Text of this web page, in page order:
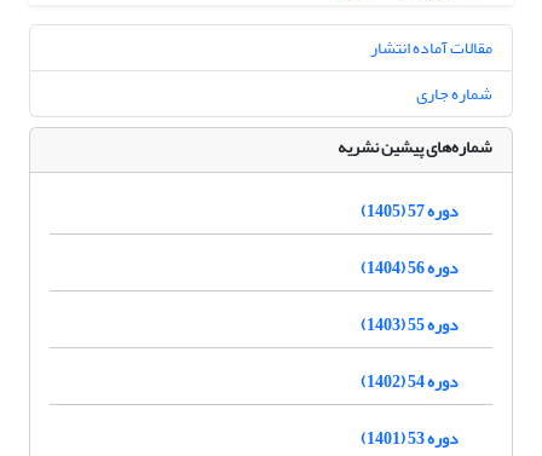
مقالات آماده انتشار
شماره جاری
شماره‌های پیشین نشریه
دوره 57 (1405)
دوره 56 (1404)
دوره 55 (1403)
دوره 54 (1402)
دوره 53 (1401)